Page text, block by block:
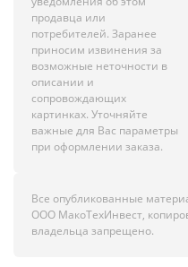
продавца или
потребителей. Заранее
приносим извинения за
возможные неточности в
описании и
сопровождающих
картинках. Уточняйте
важные для Вас параметры
при оформлении заказа.
Все опубликованные
ООО МакоТехИнвест,
владельца запрещено.